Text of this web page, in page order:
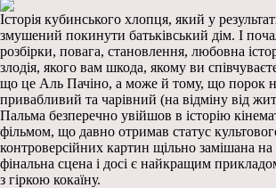
Історія кубинського хлопця, який у
змушений покинути батьківський дім. І
розбірки, повага, становлення, любовна
злодія, якого вам шкода, якому ви
що це Аль Пачіно, а може й тому, що порок
привабливий та чарівний (на відміну від
Пальма безперечно увійшов в історію
фільмом, що давно отримав статус
контроверсійних картин щільно замішана на
фінальна сцена і досі є найкращим
з гіркою кокаїну.